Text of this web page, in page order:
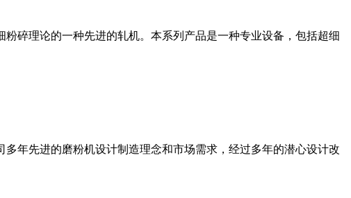
碎理论的一种先进的轧机。本系列产品是一种专业设备，包括超细
年先进的磨粉机设计制造理念和市场需求，经过多年的潜心设计改